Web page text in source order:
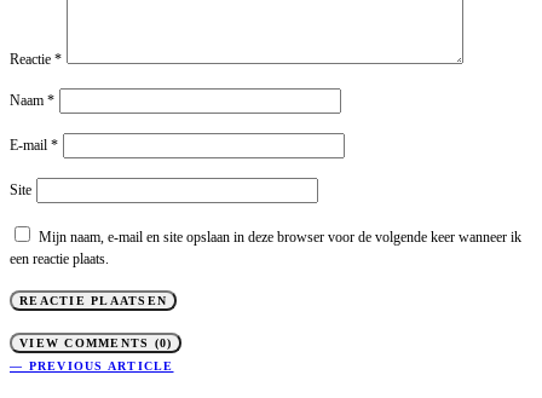
Reactie *
Naam *
E-mail *
Site
Mijn naam, e-mail en site opslaan in deze browser voor de volgende keer wanneer ik
een reactie plaats.
VIEW COMMENTS (0)
— PREVIOUS ARTICLE